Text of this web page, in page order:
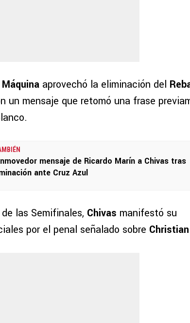
aprovechó la eliminación del
un mensaje que retomó una frase
mensaje de Ricardo Marín a Chivas tras
ante Cruz Azul
de las Semifinales, Chivas manifestó su
por el penal señalado sobre